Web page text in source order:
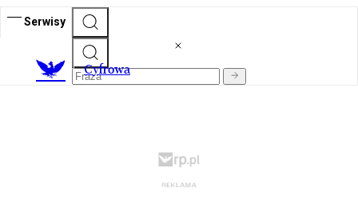
Serwisy
Cyfrowa